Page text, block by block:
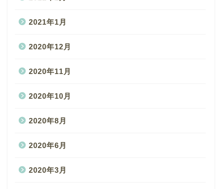
2021年1月
2020年12月
2020年11月
2020年10月
2020年8月
2020年6月
2020年3月